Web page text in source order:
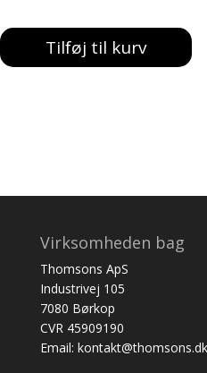
Tilføj til kurv
Virksomheden bag
Thomsons ApS
Industrivej 105
7080 Børkop
CVR 45909190
Email: kontakt@thomsons.dk